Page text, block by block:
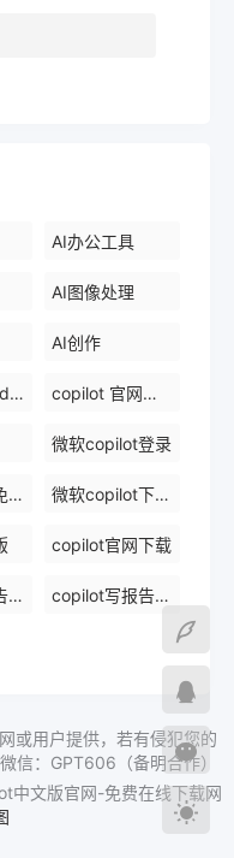
AI办公工具
AI图像处理
AI创作
如何关闭windows 中的 copilot copilot 官网下载
微软copilot登录
微软copilot免费在线 微软copilot下载官网
copilot官网下载
copilot写报告镜像 copilot写报告免费软件排名
或用户提供，若有侵犯您的
信：GPT606（备明合作）
中文版官网-免费在线下载网